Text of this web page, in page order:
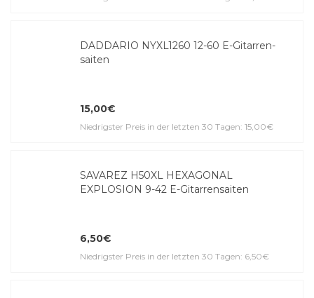
DADDARIO NYXL1260 12-60 E-Gitar­ren­
saiten
15,00€
Niedrigster Preis in der letzten 30 Tagen: 15,00€
SAVAREZ H50XL HEXAGONAL
EXPLOSION 9-42 E-Gitar­ren­saiten
6,50€
Niedrigster Preis in der letzten 30 Tagen: 6,50€